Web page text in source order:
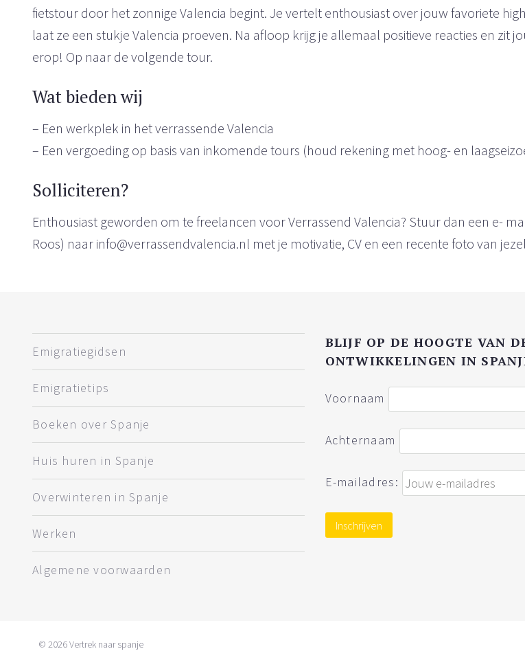
fietstour door het zonnige Valencia begint. Je vertelt enthousiast over jouw favoriete
laat ze een stukje Valencia proeven. Na afloop krijg je allemaal positieve reacties en zit
erop! Op naar de volgende tour.
Wat bieden wij
– Een werkplek in het verrassende Valencia
– Een vergoeding op basis van inkomende tours (houd rekening met hoog- en
Solliciteren?
Enthousiast geworden om te freelancen voor Verrassend Valencia? Stuur dan een e-
Roos) naar info@verrassendvalencia.nl met je motivatie, CV en een recente foto van
Emigratiegidsen
Emigratietips
Boeken over Spanje
Huis huren in Spanje
Overwinteren in Spanje
Werken
Algemene voorwaarden
BLIJF OP DE HOOGTE VAN
ONTWIKKELINGEN IN
Voornaam
Achternaam
E-mailadres:
© 2026Vertrek naar spanje